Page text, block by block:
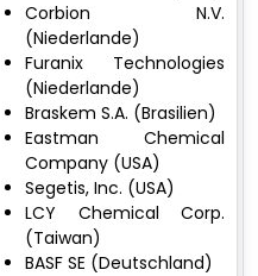
Corbion N.V.
(Niederlande)
Furanix Technologies
(Niederlande)
Braskem S.A. (Brasilien)
Eastman Chemical
Company (USA)
Segetis, Inc. (USA)
LCY Chemical Corp.
(Taiwan)
BASF SE (Deutschland)